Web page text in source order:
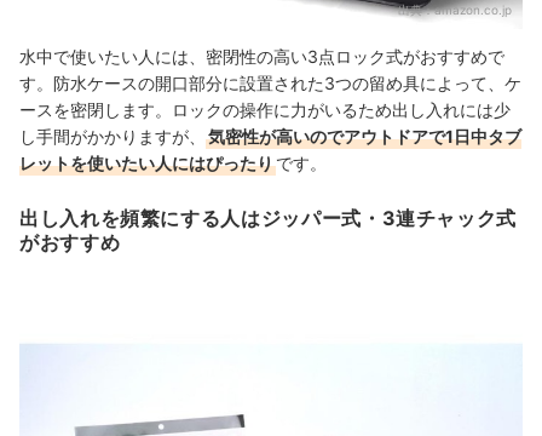
出典：amazon.co.jp
水中で使いたい人には、密閉性の高い3点ロック式がおすすめで
す。防水ケースの開口部分に設置された3つの留め具によって、ケ
ースを密閉します。ロックの操作に力がいるため出し入れには少
し手間がかかりますが、
気密性が高いのでアウトドアで1日中タブ
レットを使いたい人にはぴったりです。
出し入れを頻繁にする人はジッパー式・3連チャック式
がおすすめ